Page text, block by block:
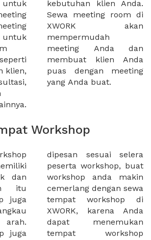
untuk
klien,
di
yang Anda buat.
Workshop
dan
itu
juga
juga
buat
sewa
di
Anda